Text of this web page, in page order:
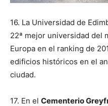
16. La Universidad de
22ª mejor universidad del
Europa en el ranking de
edificios históricos en el
ciudad.
17. En el Cementerio